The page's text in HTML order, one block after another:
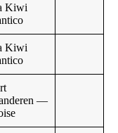
Kiwi
Kiwi
—